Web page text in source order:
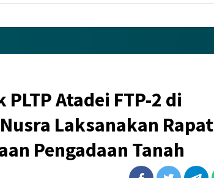
Atadei FTP-2 di
Laksanakan Rapat
Pengadaan Tanah